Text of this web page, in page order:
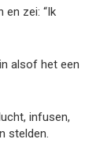
en zei: “Ik
alsof het een
infusen,
stelden.